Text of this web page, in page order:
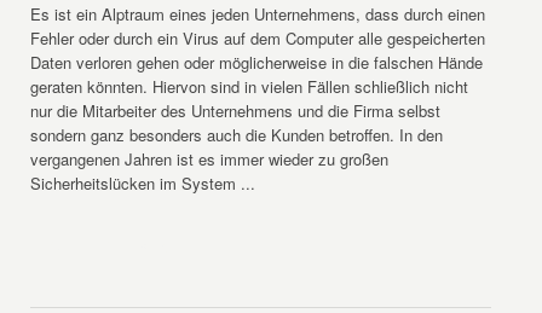
Es ist ein Alptraum eines jeden Unternehmens, dass durch einen
Fehler oder durch ein Virus auf dem Computer alle gespeicherten
Daten verloren gehen oder möglicherweise in die falschen Hände
geraten könnten. Hiervon sind in vielen Fällen schließlich nicht
nur die Mitarbeiter des Unternehmens und die Firma selbst
sondern ganz besonders auch die Kunden betroffen. In den
vergangenen Jahren ist es immer wieder zu großen
Sicherheitslücken im System ...